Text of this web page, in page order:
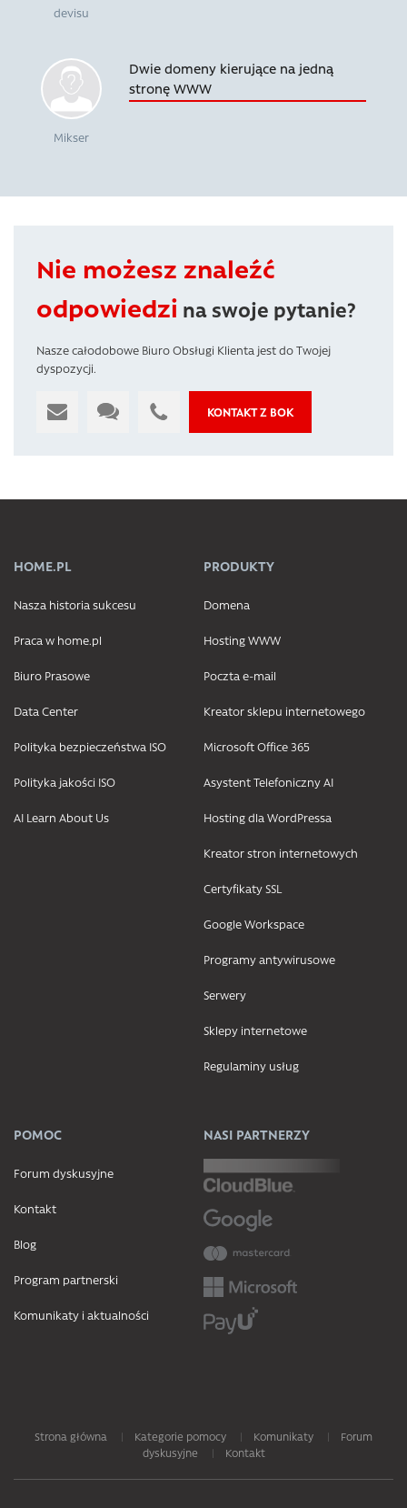
devisu
Mikser
Dwie domeny kierujące na jedną
stronę WWW
Nie możesz znaleźć
odpowiedzi na swoje pytanie?
Nasze całodobowe Biuro Obsługi Klienta jest do Twojej
dyspozycji.
KONTAKT Z BOK
HOME.PL
Nasza historia sukcesu
Praca w home.pl
Biuro Prasowe
Data Center
Polityka bezpieczeństwa ISO
Polityka jakości ISO
AI Learn About Us
PRODUKTY
Domena
Hosting WWW
Poczta e-mail
Kreator sklepu internetowego
Microsoft Office 365
Asystent Telefoniczny AI
Hosting dla WordPressa
Kreator stron internetowych
Certyfikaty SSL
Google Workspace
Programy antywirusowe
Serwery
Sklepy internetowe
Regulaminy usług
POMOC
Forum dyskusyjne
Kontakt
Blog
Program partnerski
Komunikaty i aktualności
NASI PARTNERZY
Strona główna Kategorie pomocy Komunikaty
Forum
dyskusyjne
Kontakt